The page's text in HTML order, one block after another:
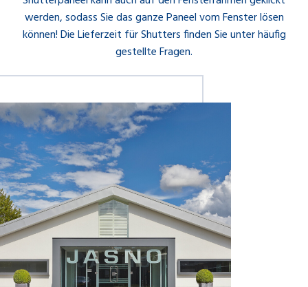
werden, sodass Sie das ganze Paneel vom Fenster lösen
können! Die Lieferzeit für Shutters finden Sie unter häufig
gestellte Fragen.